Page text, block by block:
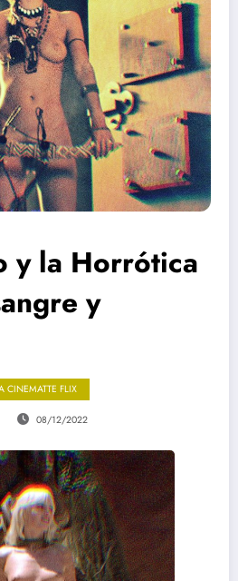
y la Horrótica
y
CINEMATTE FLIX
08/12/2022